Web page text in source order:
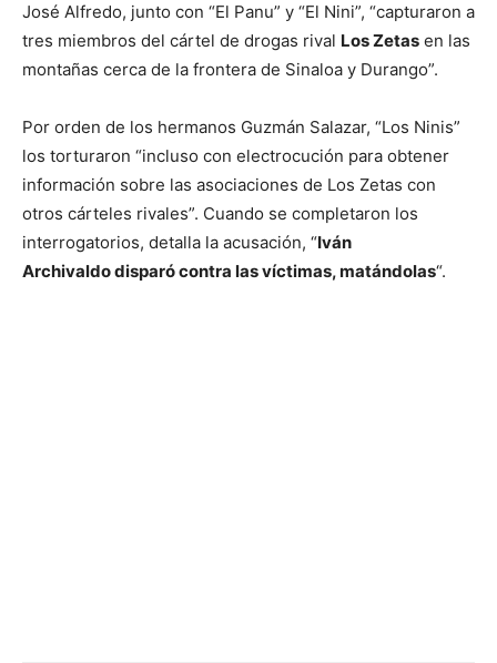
José Alfredo, junto con “El Panu” y “El Nini”, “capturaron a
tres miembros del cártel de drogas rival Los Zetas en las
montañas cerca de la frontera de Sinaloa y Durango”.
Por orden de los hermanos Guzmán Salazar, “Los Ninis”
los torturaron “incluso con electrocución para obtener
información sobre las asociaciones de Los Zetas con
otros cárteles rivales”. Cuando se completaron los
interrogatorios, detalla la acusación, “Iván
Archivaldo disparó contra las víctimas, matándolas“.